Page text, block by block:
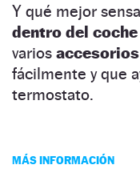
Y qué mejor
dentro del coche
varios accesorios
fácilmente y que
termostato.
MÁS INFORMACIÓN